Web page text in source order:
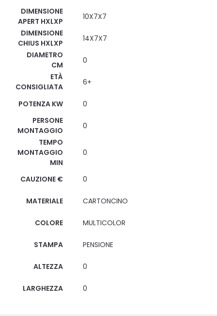
DIMENSIONE
APERT HXLXP
10X7X7
DIMENSIONE
CHIUS HXLXP
14X7X7
DIAMETRO
CM
0
ETÀ
CONSIGLIATA
6+
POTENZA KW
0
PERSONE
MONTAGGIO
0
TEMPO
MONTAGGIO
MIN
0
CAUZIONE € 0
MATERIALE CARTONCINO
COLORE MULTICOLOR
STAMPA PENSIONE
ALTEZZA 0
LARGHEZZA 0